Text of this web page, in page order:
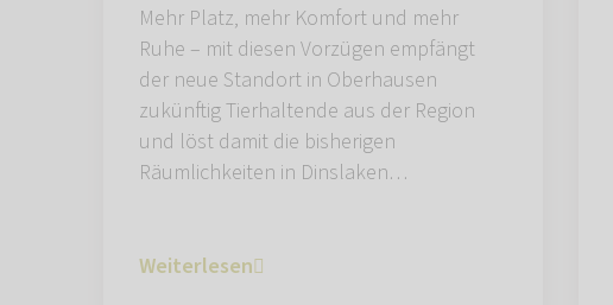
Mehr Platz, mehr Komfort und mehr
Ruhe – mit diesen Vorzügen empfängt
der neue Standort in Oberhausen
zukünftig Tierhaltende aus der Region
und löst damit die bisherigen
Räumlichkeiten in Dinslaken…
Weiterlesen